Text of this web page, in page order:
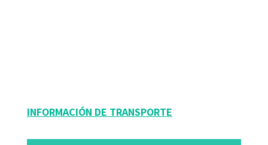
INFORMACIÓN DE TRANSPORTE